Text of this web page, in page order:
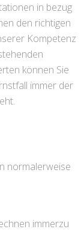
in bezug
den richtigen
Kompetenz
können Sie
immer der
normalerweise
immerzu